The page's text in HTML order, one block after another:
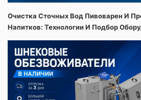
Очистка Сточных Вод Пивоварен И
Напитков: Технологии И Подбор